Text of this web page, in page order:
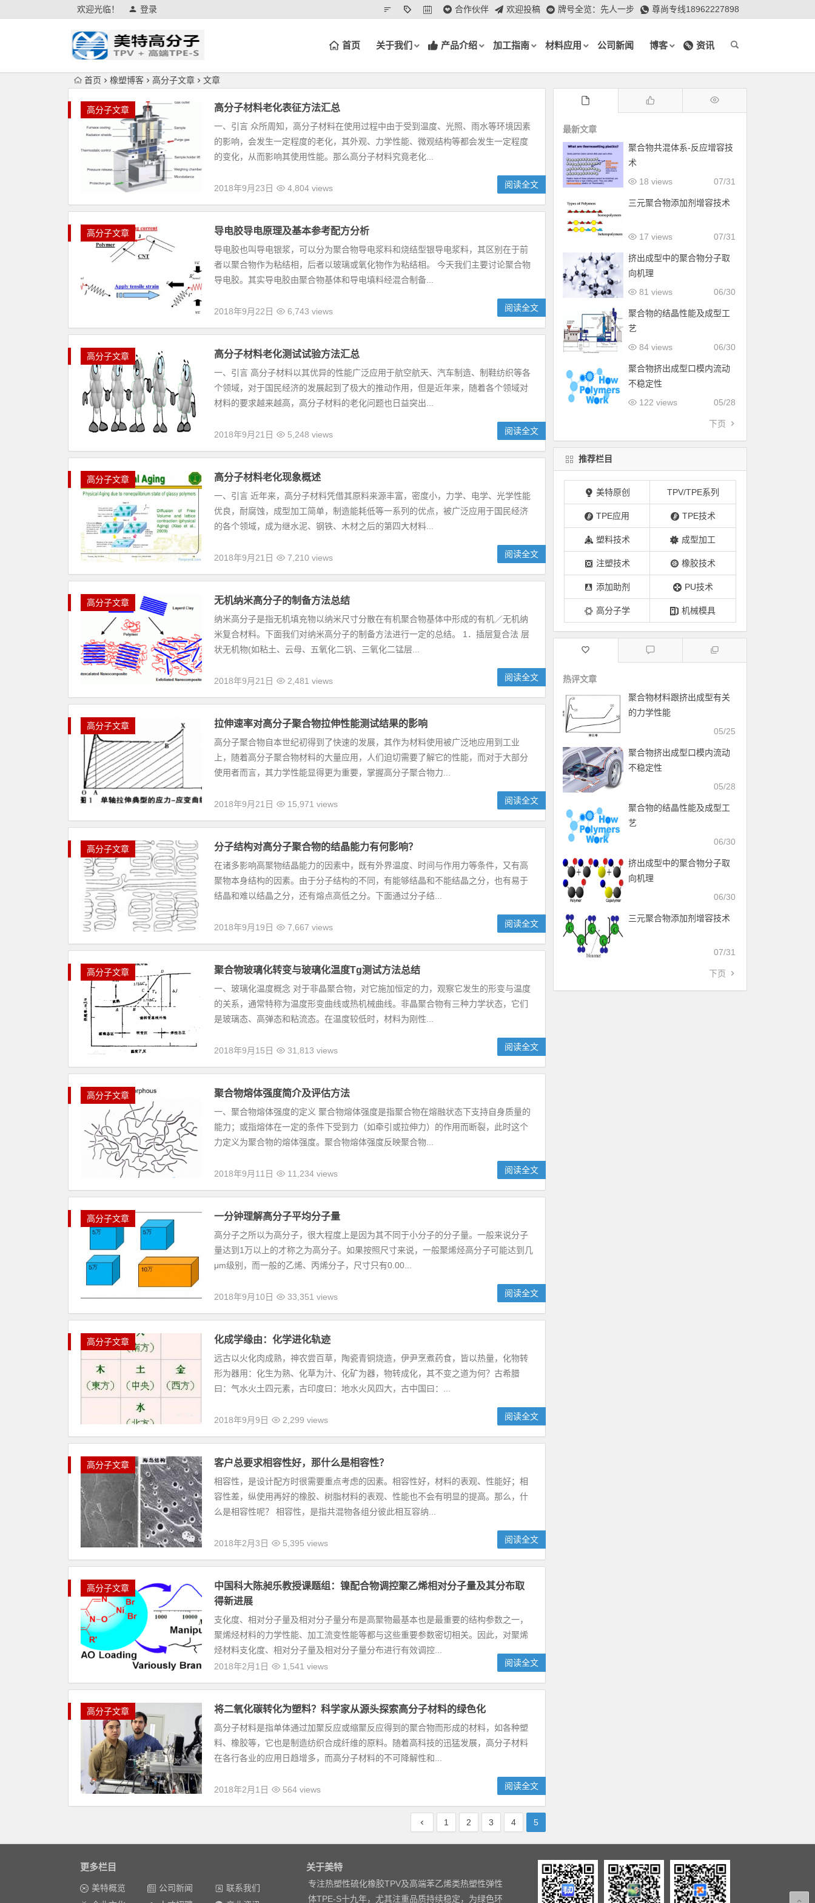
欢迎光临！ 登录 合作伙伴 欢迎投稿 牌号全览：先人一步 尊尚专线18962227898
首页 关于我们 产品介绍 加工指南 材料应用 公司新闻 博客 资讯
首页 橡塑博客 高分子文章 文章
高分子文章 高分子材料老化表征方法汇总
一、引言 众所周知，高分子材料在使用过程中由于受到温度、光照、雨水等环境因素
的影响，会发生一定程度的老化，其外观、力学性能、微观结构等都会发生一定程度
的变化，从而影响其使用性能。那么高分子材料究竟老化...
2018年9月23日 4,804 views 阅读全文
高分子文章 导电胶导电原理及基本参考配方分析
导电胶也叫导电银浆，可以分为聚合物导电浆料和烧结型银导电浆料，其区别在于前
者以聚合物作为粘结相，后者以玻璃或氧化物作为粘结相。 今天我们主要讨论聚合物
导电胶。其实导电胶由聚合物基体和导电填料经混合制备...
2018年9月22日 6,743 views 阅读全文
高分子文章 高分子材料老化测试试验方法汇总
一、引言 高分子材料以其优异的性能广泛应用于航空航天、汽车制造、制鞋纺织等各
个领域，对于国民经济的发展起到了极大的推动作用，但是近年来，随着各个领域对
材料的要求越来越高，高分子材料的老化问题也日益突出...
2018年9月21日 5,248 views 阅读全文
高分子文章 高分子材料老化现象概述
一、引言 近年来，高分子材料凭借其原料来源丰富，密度小，力学、电学、光学性能
优良，耐腐蚀，成型加工简单，制造能耗低等一系列的优点，被广泛应用于国民经济
的各个领域，成为继水泥、钢铁、木材之后的第四大材料...
2018年9月21日 7,210 views 阅读全文
高分子文章 无机纳米高分子的制备方法总结
纳米高分子是指无机填充物以纳米尺寸分散在有机聚合物基体中形成的有机／无机纳
米复合材料。下面我们对纳米高分子的制备方法进行一定的总结。 1．插层复合法 层
状无机物(如粘土、云母、五氧化二钒、三氧化二锰层...
2018年9月21日 2,481 views 阅读全文
高分子文章 拉伸速率对高分子聚合物拉伸性能测试结果的影响
高分子聚合物自本世纪初得到了快速的发展，其作为材料使用被广泛地应用到工业
上，随着高分子聚合物材料的大量应用，人们迫切需要了解它的性能，而对于大部分
使用者而言，其力学性能显得更为重要，掌握高分子聚合物力...
2018年9月21日 15,971 views 阅读全文
高分子文章 分子结构对高分子聚合物的结晶能力有何影响？
在诸多影响高聚物结晶能力的因素中，既有外界温度、时间与作用力等条件，又有高
聚物本身结构的因素。由于分子结构的不同，有能够结晶和不能结晶之分，也有易于
结晶和难以结晶之分，还有熔点高低之分。下面通过分子结...
2018年9月19日 7,667 views 阅读全文
高分子文章 聚合物玻璃化转变与玻璃化温度Tg测试方法总结
一、玻璃化温度概念 对于非晶聚合物，对它施加恒定的力，观察它发生的形变与温度
的关系，通常特称为温度形变曲线或热机械曲线。非晶聚合物有三种力学状态，它们
是玻璃态、高弹态和粘流态。在温度较低时，材料为刚性...
2018年9月15日 31,813 views 阅读全文
高分子文章 聚合物熔体强度简介及评估方法
一、聚合物熔体强度的定义 聚合物熔体强度是指聚合物在熔融状态下支持自身质量的
能力；或指熔体在一定的条件下受到力（如牵引或拉伸力）的作用而断裂，此时这个
力定义为聚合物的熔体强度。聚合物熔体强度反映聚合物...
2018年9月11日 11,234 views 阅读全文
高分子文章 一分钟理解高分子平均分子量
高分子之所以为高分子，很大程度上是因为其不同于小分子的分子量。一般来说分子
量达到1万以上的才称之为高分子。如果按照尺寸来说，一般聚烯烃高分子可能达到几
μm级别，而一般的乙烯、丙烯分子，尺寸只有0.00...
2018年9月10日 33,351 views 阅读全文
高分子文章 化成学缘由：化学进化轨迹
远古以火化肉成熟，神农尝百草，陶瓷青铜烧造，伊尹烹煮药食，皆以热量，化物转
形为器用：化生为熟、化草为汁、化矿为器，物转成化，其不变之道为何？古希腊
曰：气水火土四元素，古印度曰：地水火风四大，古中国曰：...
2018年9月9日 2,299 views 阅读全文
高分子文章 客户总要求相容性好，那什么是相容性？
相容性，是设计配方时很需要重点考虑的因素。相容性好，材料的表观、性能好；相
容性差，纵使用再好的橡胶、树脂材料的表观、性能也不会有明显的提高。那么，什
么是相容性呢？ 相容性，是指共混物各组分彼此相互容纳...
2018年2月3日 5,395 views 阅读全文
高分子文章
中国科大陈昶乐教授课题组：镍配合物调控聚乙烯相对分子量及其分布取
得新进展
支化度、相对分子量及相对分子量分布是高聚物最基本也是最重要的结构参数之一，
聚烯烃材料的力学性能、加工流变性能等都与这些重要参数密切相关。因此，对聚烯
烃材料支化度、相对分子量及相对分子量分布进行有效调控...
2018年2月1日
1,541 views 阅读全文
高分子文章 将二氧化碳转化为塑料？科学家从源头探索高分子材料的绿色化
高分子材料是指单体通过加聚反应或缩聚反应得到的聚合物而形成的材料，如各种塑
料、橡胶等，它也是制造纺织合成纤维的原料。随着高科技的迅猛发展，高分子材料
在各行各业的应用日趋增多，而高分子材料的不可降解性和...
2018年2月1日 564 views 阅读全文
1 2 3 4 5
最新文章
聚合物共混体系-反应增容技
术
07/31
18 views
三元聚合物添加剂增容技术
07/31
17 views
挤出成型中的聚合物分子取
向机理
06/30
81 views
聚合物的结晶性能及成型工
艺
06/30
84 views
聚合物挤出成型口模内流动
不稳定性
05/28
122 views
下页
推荐栏目
美特原创 TPV/TPE系列
TPE应用 TPE技术
塑料技术 成型加工
注塑技术 橡胶技术
添加助剂 PU技术
高分子学 机械模具
热评文章
聚合物材料跟挤出成型有关
的力学性能
05/25
聚合物挤出成型口模内流动
不稳定性
05/28
聚合物的结晶性能及成型工
艺
06/30
挤出成型中的聚合物分子取
向机理
06/30
三元聚合物添加剂增容技术
07/31
下页
更多栏目
美特概览 公司新闻
联系我们
关于美特
专注热塑性硫化橡胶TPV及高端苯乙烯类热塑性弹性
体TPE-S十九年，尤其注重品质持续稳定，为绿色环